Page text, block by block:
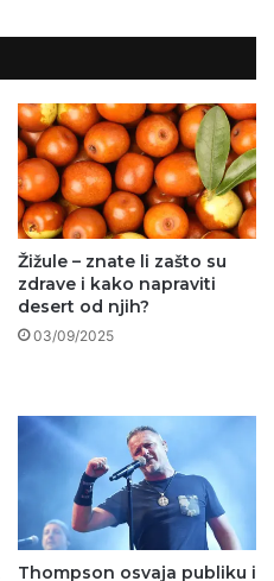
Žižule – znate li zašto su
zdrave i kako napraviti
desert od njih?
03/09/2025
Thompson osvaja publiku i